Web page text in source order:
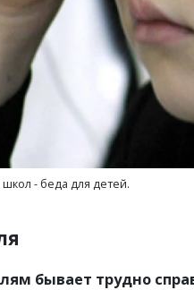
- беда для детей.
бывает трудно